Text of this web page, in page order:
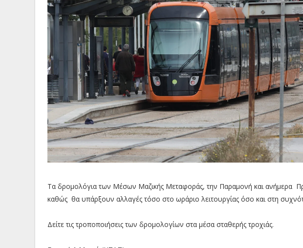
Τα δρομολόγια των Μέσων Μαζικής Μεταφοράς, την Παραμονή και ανήμερα
καθώς θα υπάρξουν αλλαγές τόσο στο ωράριο λειτουργίας όσο και στη
Δείτε τις τροποποιήσεις των δρομολογίων στα μέσα σταθερής τροχιάς.